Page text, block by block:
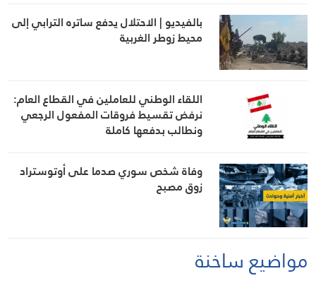
بالفيديو | الاحتلال يدفع ساتره الترابي إلى
محيط زوطر الغربية
اللقاء الوطني للعاملين في القطاع العام:
نرفض تقسيط فروقات المفعول الرجعي
ونطالب بدفعها كاملة
وفاة شخص سوري صدما على أوتوستراد
زوق مصبح
مواضيع ساخنة